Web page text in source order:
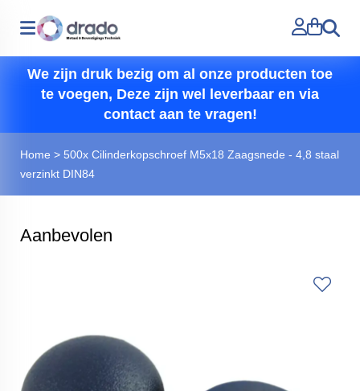
Zoeken
We zijn druk bezig om al onze producten toe
te voegen, Deze zijn wel leverbaar en via
contact aan te vragen!
Home > 500x Cilinderkopschroef M5x18 Zaagsnede - 4,8 staal
verzinkt DIN84
Aanbevolen